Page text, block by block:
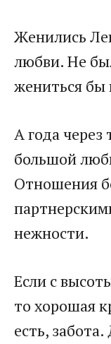
Женились
любви. Не
жениться бы
А года через
большой
Отношения
нежности.
Если с
то хорошая
есть,